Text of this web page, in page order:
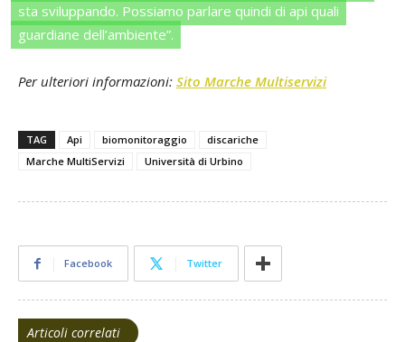
sta sviluppando. Possiamo parlare quindi di api quali
guardiane dell’ambiente”.
Per ulteriori informazioni: Sito Marche Multiservizi
TAG Api biomonitoraggio
discariche
Marche MultiServizi
Università di Urbino
Facebook Twitter
Articoli correlati